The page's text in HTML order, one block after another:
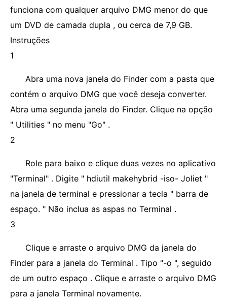
funciona com qualquer arquivo DMG menor do que
um DVD de camada dupla , ou cerca de 7,9 GB.
Instruções
1
Abra uma nova janela do Finder com a pasta que
contém o arquivo DMG que você deseja converter.
Abra uma segunda janela do Finder. Clique na opção
" Utilities " no menu "Go" .
2
Role para baixo e clique duas vezes no aplicativo
"Terminal" . Digite " hdiutil makehybrid -iso- Joliet "
na janela de terminal e pressionar a tecla " barra de
espaço. " Não inclua as aspas no Terminal .
3
Clique e arraste o arquivo DMG da janela do
Finder para a janela do Terminal . Tipo "-o ", seguido
de um outro espaço . Clique e arraste o arquivo DMG
para a janela Terminal novamente.